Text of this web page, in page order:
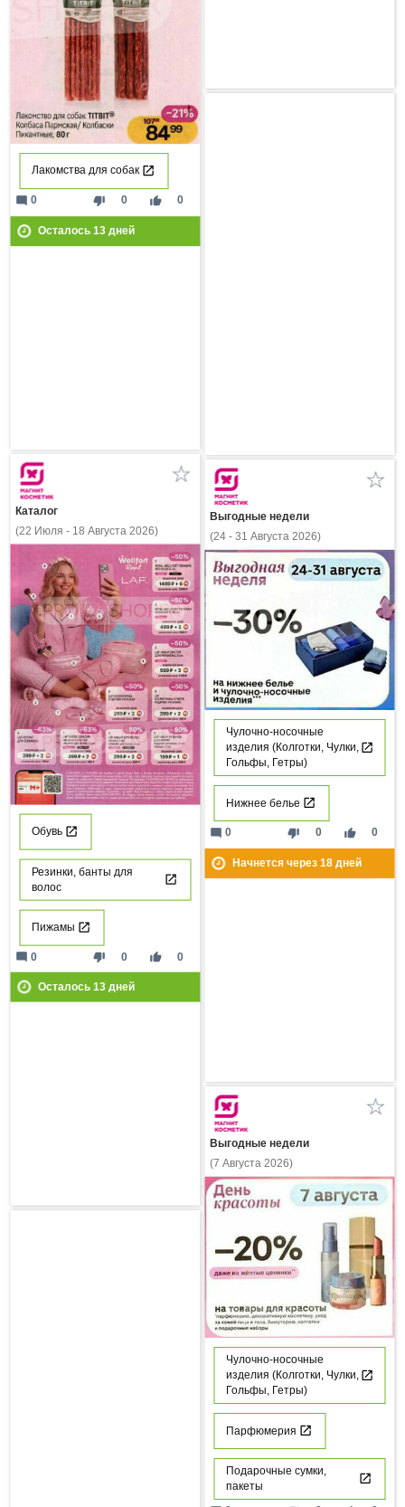
Лакомства для собак
thumb_down 0 thumb_up 0
mode_comment 0
Осталось 13дней
Каталог
(22 Июля - 18 Августа 2026)
Обувь
Резинки, банты для
волос
Пижамы
thumb_down 0 thumb_up 0
mode_comment 0
Осталось 13дней
Выгодные недели
(24 - 31 Августа 2026)
Чулочно-носочные
изделия (Колготки, Чулки,
Гольфы, Гетры)
Нижнее белье
thumb_down 0 thumb_up 0
mode_comment 0
Начнется через 18дней
Выгодные недели
(7 Августа 2026)
Чулочно-носочные
изделия (Колготки, Чулки,
Гольфы, Гетры)
Парфюмерия
Подарочные сумки,
пакеты